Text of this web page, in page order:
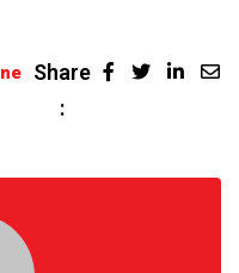
Share
: